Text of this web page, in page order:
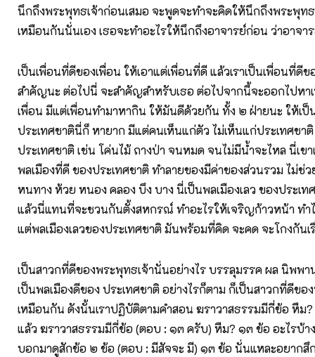
นึกถึงพระพุทธเจ้าก่อนเสมอ จะพูดจะทำจะคิดให้นึกถึงพระพุท
เหมือนกันนั่นเอง เธอจะทำอะไรให้นึกถึงอาจารย์ก่อน ว่าอาจา
เป็นเพื่อนที่ดีของเพื่อน ให้เอาแต่เพื่อนที่ดี แล้วเราเป็นเพื่อนที่ดี
สำคัญนะ ต่อไปนี่ จะสำคัญสำหรับเธอ ต่อไปจากนี้จะออกไปหา
เพื่อน มีแต่เพื่อนทำมาหากิน ให้มันดีด้วยกัน ทั้ง ๒ ฝ่ายนะ ให้เป็
ประเทศชาตินี่ก็ หายาก มีแต่คนเห็นแก่ตัว ไม่เห็นแก่ประเทศชา
ประเทศชาติ เช่น โค่นไม้ ถางป่า จนหมด จนไม่มีน้ำจะไหล นี่เขา
พลเมืองที่ดี ของประเทศชาติ ทำลายของมีค่าของส่วนรวม ไม่ช่
หนทาง ห้วย หนอง คลอง บึง บาง นี่เป็นพลเมืองเลว ของประเท
แล้วนี่แทนที่จะชวนกันตั้งสหกรณ์ ทำอะไรให้เจริญก้าวหน้า ทำไ
แต่พลเมืองเลวของประเทศชาติ มันพร้อมที่คิด จะคด จะโกงกันเ
เป็นสาวกที่ดีของพระพุทธเจ้านั่นอย่างไร บรรลุมรรค ผล นิพพ
เป็นพลเมืองดีของ ประเทศชาติ อย่างไรก็ตาม ก็เป็นสาวกที่ดีขอ
เหมือนกัน ดังนั้นเราปฏิบัติตามคำสอน ฆราวาสธรรมมีกี่ข้อ หืม
แล้ว ฆราวาสธรรมมีกี่ข้อ (ตอบ : ๑๓ ครับ) หืม? ๑๓ ข้อ อะไรบ้า
บอกมาดูสักข้อ ๒ ข้อ (ตอบ : มีสัจจะ มี) ๑๓ ข้อ นั่นแหละอยากสึ